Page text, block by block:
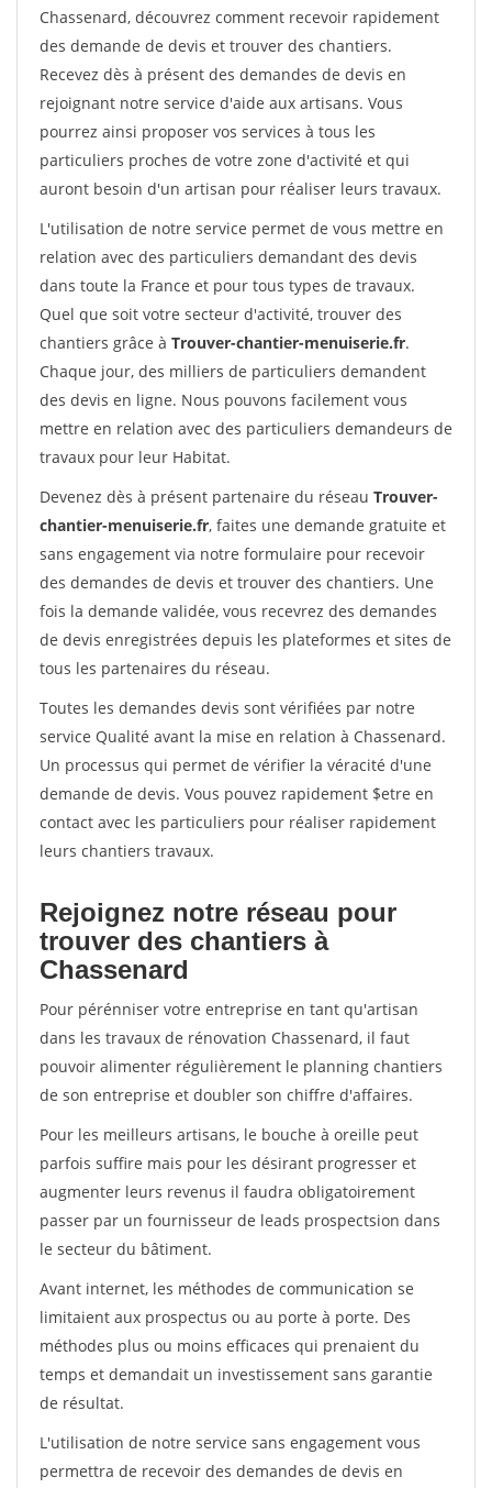
Chassenard, découvrez comment recevoir rapidement
des demande de devis et trouver des chantiers.
Recevez dès à présent des demandes de devis en
rejoignant notre service d'aide aux artisans. Vous
pourrez ainsi proposer vos services à tous les
particuliers proches de votre zone d'activité et qui
auront besoin d'un artisan pour réaliser leurs travaux.
L'utilisation de notre service permet de vous mettre en
relation avec des particuliers demandant des devis
dans toute la France et pour tous types de travaux.
Quel que soit votre secteur d'activité, trouver des
chantiers grâce à Trouver-chantier-menuiserie.fr.
Chaque jour, des milliers de particuliers demandent
des devis en ligne. Nous pouvons facilement vous
mettre en relation avec des particuliers demandeurs de
travaux pour leur Habitat.
Devenez dès à présent partenaire du réseau Trouver-
chantier-menuiserie.fr, faites une demande gratuite et
sans engagement via notre formulaire pour recevoir
des demandes de devis et trouver des chantiers. Une
fois la demande validée, vous recevrez des demandes
de devis enregistrées depuis les plateformes et sites de
tous les partenaires du réseau.
Toutes les demandes devis sont vérifiées par notre
service Qualité avant la mise en relation à Chassenard.
Un processus qui permet de vérifier la véracité d'une
demande de devis. Vous pouvez rapidement $etre en
contact avec les particuliers pour réaliser rapidement
leurs chantiers travaux.
Rejoignez notre réseau pour
trouver des chantiers à
Chassenard
Pour pérénniser votre entreprise en tant qu'artisan
dans les travaux de rénovation Chassenard, il faut
pouvoir alimenter régulièrement le planning chantiers
de son entreprise et doubler son chiffre d'affaires.
Pour les meilleurs artisans, le bouche à oreille peut
parfois suffire mais pour les désirant progresser et
augmenter leurs revenus il faudra obligatoirement
passer par un fournisseur de leads prospectsion dans
le secteur du bâtiment.
Avant internet, les méthodes de communication se
limitaient aux prospectus ou au porte à porte. Des
méthodes plus ou moins efficaces qui prenaient du
temps et demandait un investissement sans garantie
de résultat.
L'utilisation de notre service sans engagement vous
permettra de recevoir des demandes de devis en